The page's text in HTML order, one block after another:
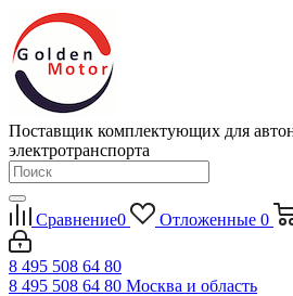
Поставщик комплектующих для
электротранспорта
Сравнение0 Отложенные 0
8 495 508 64 80
8 495 508 64 80 Москва и область